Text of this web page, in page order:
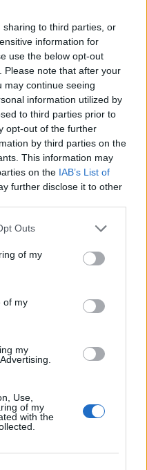
to third parties, or
information for
use the below opt-out
Please note that after your
may continue seeing
information utilized by
to third parties prior to
opt-out of the further
by third parties on the
This information may
on the IAB’s List of
further disclose it to other
Outs
of my
of my
my
Use,
of my
with the